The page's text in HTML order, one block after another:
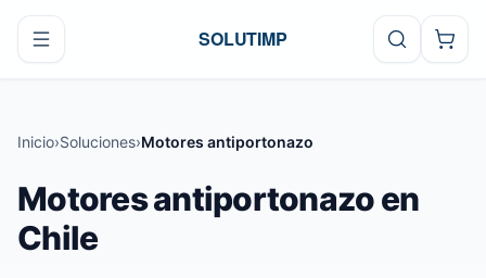
Ir al contenido
SOLUTIMP
Inicio›Soluciones›Motores antiportonazo
Motores antiportonazo en
Chile